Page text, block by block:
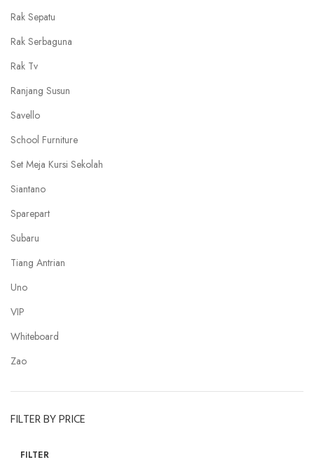
Rak Sepatu
Rak Serbaguna
Rak Tv
Ranjang Susun
Savello
School Furniture
Set Meja Kursi Sekolah
Siantano
Sparepart
Subaru
Tiang Antrian
Uno
VIP
Whiteboard
Zao
FILTER BY PRICE
FILTER